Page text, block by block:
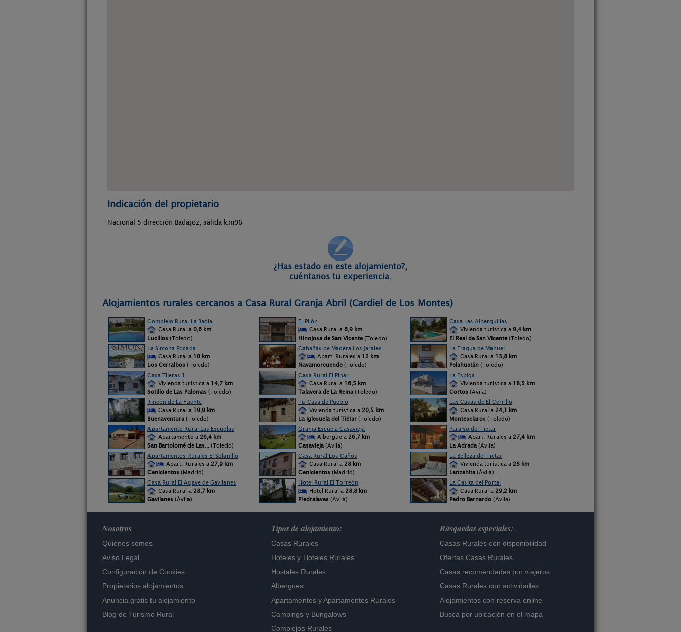
Indicación del propietario
Nacional 5 dirección Badajoz, salida km96
¿Has estado en este alojamiento?,
cuéntanos tu experiencia.
Alojamientos rurales cercanos a Casa Rural Granja Abril (Cardiel de Los Montes)
Complejo Rural La Badia
Casa Rural a 0,6 km
Lucillos (Toledo)
El Pilón
Casa Rural a 6,9 km
Hinojosa de San Vicente (Toledo)
Casa Las Alberquillas
Vivienda turística a 9,4 km
El Real de San Vicente (Toledo)
La Simona Posada
Casa Rural a 10 km
Los Cerralbos (Toledo)
Cabañas de Madera Los Jarales
Apart. Rurales a 12 km
Navamorcuende (Toledo)
La Fragua de Manuel
Casa Rural a 13,8 km
Pelahustán (Toledo)
Casa Tijeras 1
Vivienda turística a 14,7 km
Sotillo de Las Palomas (Toledo)
Casa Rural El Pinar
Casa Rural a 16,5 km
Talavera de La Reina (Toledo)
La Espiga
Vivienda turística a 18,5 km
Cortos (Ávila)
Rincón de La Fuente
Casa Rural a 19,9 km
Buenaventura (Toledo)
Tu Casa de Pueblo
Vivienda turística a 20,5 km
La Iglesuela del Tiétar (Toledo)
Las Casas de El Cerrillo
Casa Rural a 24,1 km
Montesclaros (Toledo)
Apartamento Rural Las Escuelas
Apartamento a 26,4 km
San Bartolomé de Las... (Toledo)
Granja Escuela Casavieja
Albergue a 26,7 km
Casavieja (Ávila)
Paraiso del Tietar
Apart. Rurales a 27,4 km
La Adrada (Ávila)
Apartamentos Rurales El Solanillo
Apart. Rurales a 27,9 km
Cenicientos (Madrid)
Casa Rural Los Caños
Casa Rural a 28 km
Cenicientos (Madrid)
La Belleza del Tietar
Vivienda turística a 28 km
Lanzahita (Ávila)
Casa Rural El Agave de Gavilanes
Casa Rural a 28,7 km
Gavilanes (Ávila)
Hotel Rural El Torreón
Hotel Rural a 28,8 km
Piedralaves (Ávila)
La Casita del Portal
Casa Rural a 29,2 km
Pedro Bernardo (Ávila)
Nosotros
Quiénes somos
Aviso Legal
Configuración de Cookies
Propietarios alojamientos
Anuncia gratis tu alojamiento
Blog de Turismo Rural
Tipos de alojamiento:
Casas Rurales
Hoteles y Hoteles Rurales
Hostales Rurales
Albergues
Apartamentos yApartamentos Rurales
Campings y Bungalows
Complejos Rurales
Búsquedas especiales:
Casas Rurales con disponibilidad
Ofertas Casas Rurales
Casas recomendadas por viajeros
Casas Rurales con actividades
Alojamientos con reserva online
Busca por ubicación en el mapa